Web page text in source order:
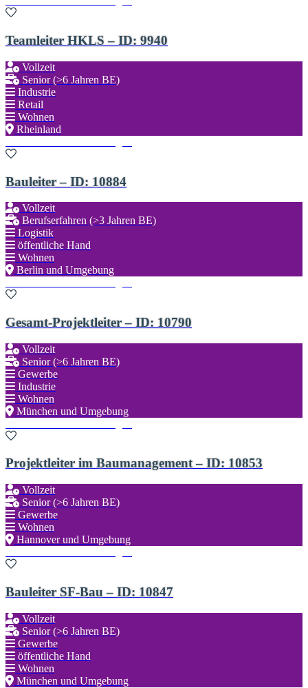
Teamleiter HKLS – ID: 9940
Vollzeit
Senior (>6 Jahren BE)
Industrie
Retail
Wohnen
Rheinland
Bauleiter – ID: 10884
Vollzeit
Berufserfahren (>3 Jahren BE)
Logistik
öffentliche Hand
Wohnen
Berlin und Umgebung
Gesamt-Projektleiter – ID: 10790
Vollzeit
Senior (>6 Jahren BE)
Gewerbe
Industrie
Wohnen
München und Umgebung
Projektleiter im Baumanagement – ID: 10853
Vollzeit
Senior (>6 Jahren BE)
Gewerbe
Wohnen
Hannover und Umgebung
Bauleiter SF-Bau – ID: 10847
Vollzeit
Senior (>6 Jahren BE)
Gewerbe
öffentliche Hand
Wohnen
München und Umgebung